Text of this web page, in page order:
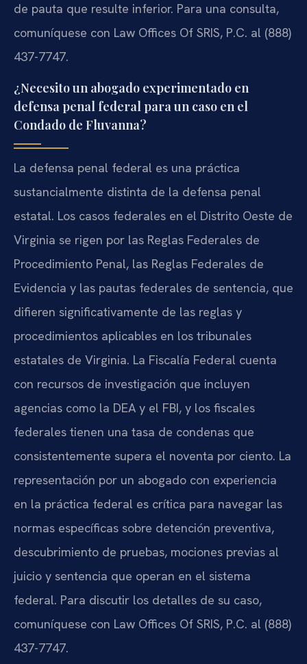
de pauta que resulte inferior. Para una consulta,
comuníquese con Law Offices Of SRIS, P.C. al (888)
437-7747.
¿Necesito un abogado experimentado en
defensa penal federal para un caso en el
Condado de Fluvanna?
La defensa penal federal es una práctica
sustancialmente distinta de la defensa penal
estatal. Los casos federales en el Distrito Oeste de
Virginia se rigen por las Reglas Federales de
Procedimiento Penal, las Reglas Federales de
Evidencia y las pautas federales de sentencia, que
difieren significativamente de las reglas y
procedimientos aplicables en los tribunales
estatales de Virginia. La Fiscalía Federal cuenta
con recursos de investigación que incluyen
agencias como la DEA y el FBI, y los fiscales
federales tienen una tasa de condenas que
consistentemente supera el noventa por ciento. La
representación por un abogado con experiencia
en la práctica federal es crítica para navegar las
normas específicas sobre detención preventiva,
descubrimiento de pruebas, mociones previas al
juicio y sentencia que operan en el sistema
federal. Para discutir los detalles de su caso,
comuníquese con Law Offices Of SRIS, P.C. al (888)
437-7747.